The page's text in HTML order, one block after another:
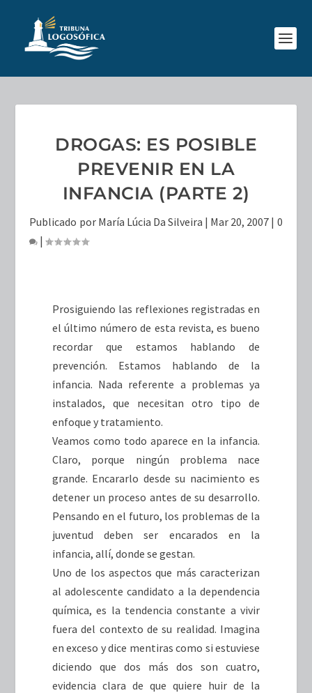
DROGAS: ES POSIBLE
PREVENIR EN LA
INFANCIA (PARTE 2)
Publicado por María Lúcia Da Silveira | Mar 20, 2007 | 0
|
Prosiguiendo las reflexiones registradas en
el último número de esta revista, es bueno
recordar que estamos hablando de
prevención. Estamos hablando de la
infancia. Nada referente a problemas ya
instalados, que necesitan otro tipo de
enfoque y tratamiento.
Veamos como todo aparece en la infancia.
Claro, porque ningún problema nace
grande. Encararlo desde su nacimiento es
detener un proceso antes de su desarrollo.
Pensando en el futuro, los problemas de la
juventud deben ser encarados en la
infancia, allí, donde se gestan.
Uno de los aspectos que más caracterizan
al adolescente candidato a la dependencia
química, es la tendencia constante a vivir
fuera del contexto de su realidad. Imagina
en exceso y dice mentiras como si estuviese
diciendo que dos más dos son cuatro,
evidencia clara de que quiere huir de la